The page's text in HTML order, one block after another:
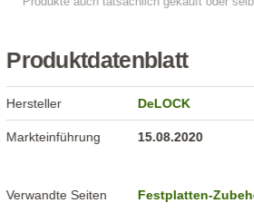
Produktdatenblatt
Hersteller DeLOCK
Markteinführung 15.08.2020
Verwandte Seiten Festplatten-